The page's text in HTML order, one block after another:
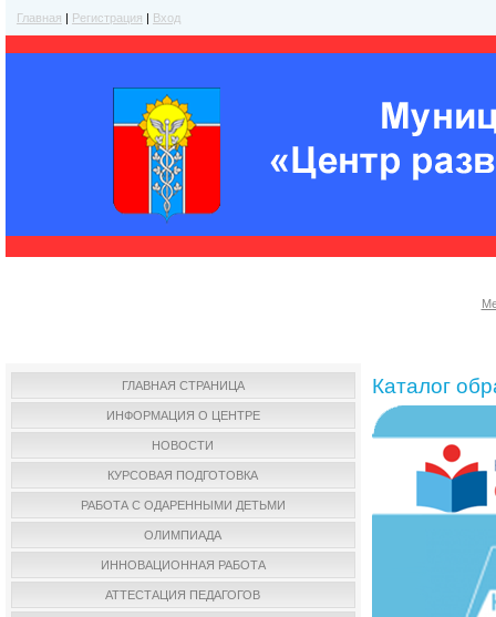
Главная | Регистрация | Вход
ГЛАВНАЯ СТРАНИЦА
ИНФОРМАЦИЯ О ЦЕНТРЕ
НОВОСТИ
КУРСОВАЯ ПОДГОТОВКА
РАБОТА С ОДАРЕННЫМИ ДЕТЬМИ
ОЛИМПИАДА
ИННОВАЦИОННАЯ РАБОТА
АТТЕСТАЦИЯ ПЕДАГОГОВ
Каталог